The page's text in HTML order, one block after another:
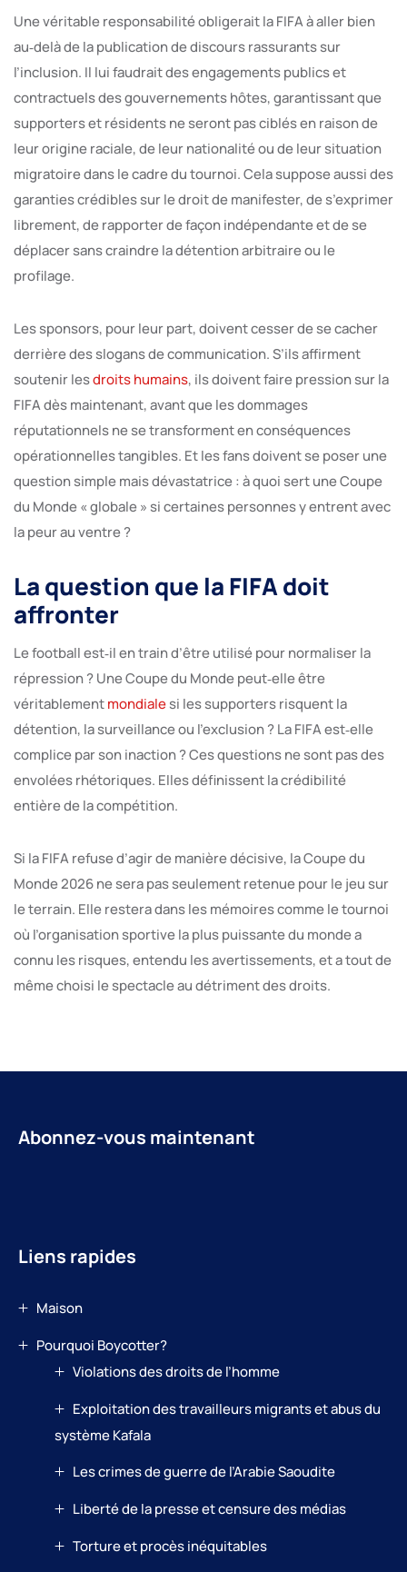
Une véritable responsabilité obligerait la FIFA à aller bien
au‑delà de la publication de discours rassurants sur
l’inclusion. Il lui faudrait des engagements publics et
contractuels des gouvernements hôtes, garantissant que
supporters et résidents ne seront pas ciblés en raison de
leur origine raciale, de leur nationalité ou de leur situation
migratoire dans le cadre du tournoi. Cela suppose aussi des
garanties crédibles sur le droit de manifester, de s’exprimer
librement, de rapporter de façon indépendante et de se
déplacer sans craindre la détention arbitraire ou le
profilage.
Les sponsors, pour leur part, doivent cesser de se cacher
derrière des slogans de communication. S’ils affirment
soutenir lesdroits humains, ils doivent faire pression sur la
FIFA dès maintenant, avant que les dommages
réputationnels ne se transforment en conséquences
opérationnelles tangibles. Et les fans doivent se poser une
question simple mais dévastatrice : à quoi sert une Coupe
du Monde « globale » si certaines personnes y entrent avec
la peur au ventre ?
La question que la FIFA doit
affronter
Le football est‑il en train d’être utilisé pour normaliser la
répression ? Une Coupe du Monde peut‑elle être
véritablementmondialesi les supporters risquent la
détention, la surveillance ou l’exclusion ? La FIFA est‑elle
complice par son inaction ? Ces questions ne sont pas des
envolées rhétoriques. Elles définissent la crédibilité
entière de la compétition.
Si la FIFA refuse d’agir de manière décisive, la Coupe du
Monde 2026 ne sera pas seulement retenue pour le jeu sur
le terrain. Elle restera dans les mémoires comme le tournoi
où l’organisation sportive la plus puissante du monde a
connu les risques, entendu les avertissements, et a tout de
même choisi le spectacle au détriment des droits.
Abonnez-vous maintenant
Liens rapides
Maison
Pourquoi Boycotter?
Violations des droits de l’homme
Exploitation des travailleurs migrants et abus du
système Kafala
Les crimes de guerre de l’Arabie Saoudite
Liberté de la presse et censure des médias
Torture et procès inéquitables